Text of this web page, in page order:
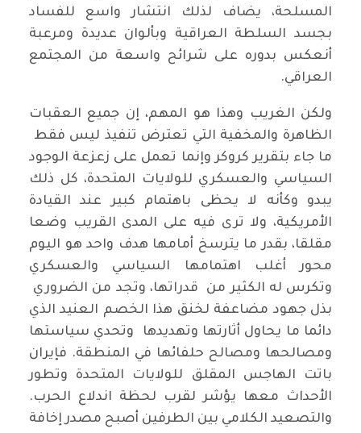
المسلحة، يضاف لذلك انتشار واسع للفساد
بجسد السلطة العراقية وبألوان عديدة ومرعبة
أنعكس بدوره على شرائح واسعة من المجتمع
العراقي.
ولكن الغريب وهذا هو المهم، إن جميع العقبات
الظاهرة والمخفية التي تعترض تنفيذ ليس فقط
ما جاء بتقرير كروكر وإنما تعمل على زعزعة الوجود
السياسي والعسكري للولايات المتحدة، كل ذلك
يبدو وكأنه لا يحظى باهتمام كبير عند القيادة
الأمريكية، ولا ترى فيه على المدى القريب وضعا
مقلقا، بقدر ما يترسخ أمامها هدف واحد هو اليوم
محور أغلب اهتمامها السياسي والعسكري
وتكرس له الكثير من قدراتها، وتجد من الضروري
بذل جهود مضاعفة لخنق هذا الخصم العنيد الذي
دائما ما يحاول أثارتها وتهديدها وتحدي سياستها
ومصالحها ومصالح حلفائها في المنطقة. فإيران
باتت الهاجس المقلق للولايات المتحدة وتطور
الأحداث معها يؤشر لقرب لحظة اندلاع الحرب.
والتصعيد الكلامي بين الطرفين أصبح مصدر إخافة